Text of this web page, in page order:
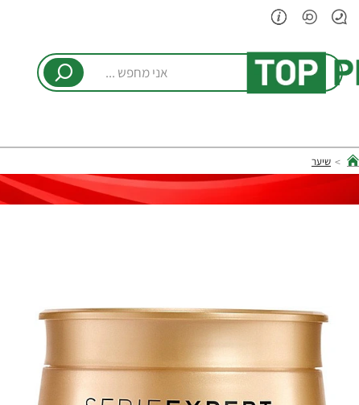
מחפש
home
שיער